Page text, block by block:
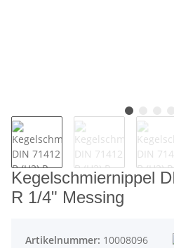
Kegelschmiernippel
R 1/4" Messing
Artikelnummer: 10008096